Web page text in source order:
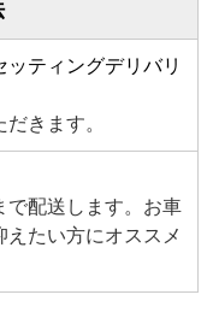
ティングデリバリ
きます。
で配送します。お車
たい方にオススメ